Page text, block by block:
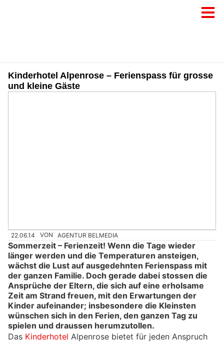
Kinderhotel Alpenrose – Ferienspass für grosse
und kleine Gäste
22.06.14 VON AGENTUR BELMEDIA
Sommerzeit – Ferienzeit! Wenn die Tage wieder
länger werden und die Temperaturen ansteigen,
wächst die Lust auf ausgedehnten Ferienspass mit
der ganzen Familie. Doch gerade dabei stossen die
Ansprüche der Eltern, die sich auf eine erholsame
Zeit am Strand freuen, mit den Erwartungen der
Kinder aufeinander; insbesondere die Kleinsten
wünschen sich in den Ferien, den ganzen Tag zu
spielen und draussen herumzutollen.
Das Kinderhotel Alpenrose bietet für jeden Anspruch